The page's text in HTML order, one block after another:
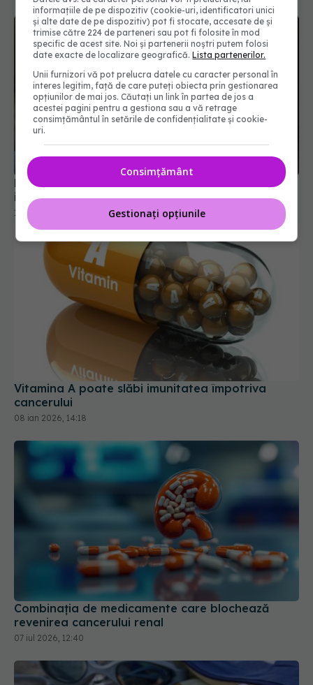
Riscul de cancer gastric la utilizatorii de IPP,
infirmat
10 mar 2026, 18:41
Vitamina A poate slăbi imunitatea împotriva
cancerului
08 ian 2026, 14:18
Combinația de medicamente care blochează
revenirea cancerului renal
07 iul 2026, 12:40
informațiile de pe dispozitiv (cookie-uri, identificatori unici
și alte date de pe dispozitiv) pot fi stocate, accesate de și
trimise către 224 de parteneri sau pot fi folosite în mod
specific de acest site. Noi și partenerii noștri putem folosi
date exacte de localizare geografică.Lista partenerilor.
Unii furnizori vă pot prelucra datele cu caracter personal în
interes legitim, față de care puteți obiecta prin gestionarea
opțiunilor de mai jos. Căutați un link în partea de jos a
acestei pagini pentru a gestiona sau a vă retrage
consimțământul în setările de confidențialitate și cookie-
uri.
Consimțământ
Gestionați opțiunile